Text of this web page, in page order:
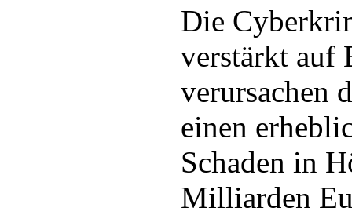
Die
verstärkt auf
verursachen
einen
Schaden in
Milliarden